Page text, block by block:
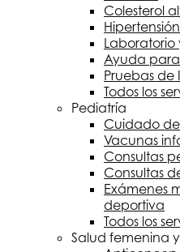
Colesterol
Hipertensión
Laboratorio
Ayuda
Pruebas de
Todos los
Pediatría
Cuidado
Vacunas
Consultas
Consultas
Exámenes
deportiva
Todos los
Salud femenina